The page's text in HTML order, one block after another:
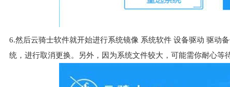
6.然后云骑士软件就开始进行系统镜像 系统软件 设备驱动 驱动
统，进行取消更换。另外，因为系统文件较大，可能需你耐心等